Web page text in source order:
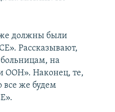
должны были
Рассказывают,
на
ООН». Наконец, те,
все же будем